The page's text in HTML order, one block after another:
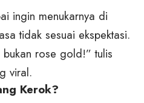
ingin menukarnya di
tidak sesuai ekspektasi.
rose gold!” tulis
viral.
Kerok?